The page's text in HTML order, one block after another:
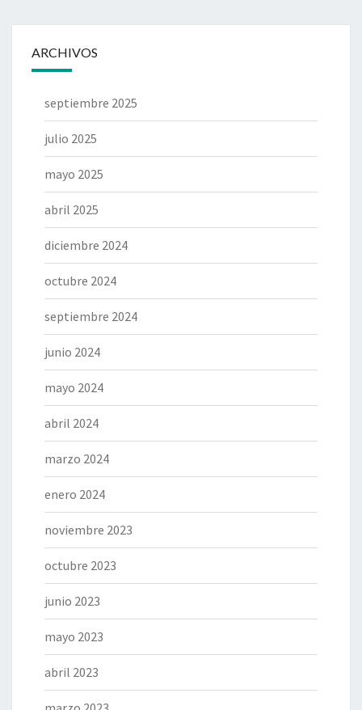
ARCHIVOS
septiembre 2025
julio 2025
mayo 2025
abril 2025
diciembre 2024
octubre 2024
septiembre 2024
junio 2024
mayo 2024
abril 2024
marzo 2024
enero 2024
noviembre 2023
octubre 2023
junio 2023
mayo 2023
abril 2023